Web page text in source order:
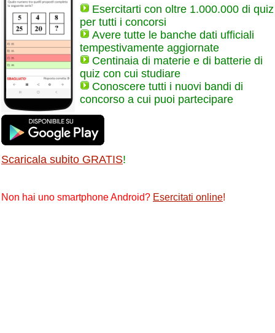
Esercitarti con oltre 1.000.000 di quiz
per tutti i concorsi
Avere tutte le banche dati ufficiali
tempestivamente aggiornate
Centinaia di materie e di batterie di
quiz con cui studiare
Conoscere tutti i nuovi bandi di
concorso a cui puoi partecipare
Scaricala subito GRATIS!
Non hai uno smartphone Android? Esercitati online!